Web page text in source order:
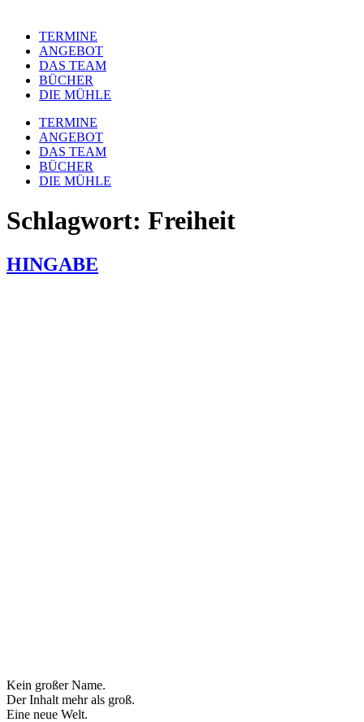
TERMINE
ANGEBOT
DAS TEAM
BÜCHER
DIE MÜHLE
TERMINE
ANGEBOT
DAS TEAM
BÜCHER
DIE MÜHLE
Schlagwort: Freiheit
HINGABE
Kein großer Name.
Der Inhalt mehr als groß.
Eine neue Welt.